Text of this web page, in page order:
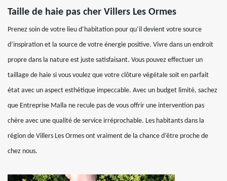
Taille de haie pas cher Villers Les Ormes
Prenez soin de votre lieu d’habitation pour qu’il devient votre source
d’inspiration et la source de votre énergie positive. Vivre dans un endroit
propre dans la nature est juste satisfaisant. Vous pouvez effectuer un
taillage de haie si vous voulez que votre clôture végétale soit en parfait
état avec un aspect esthétique impeccable. Avec un budget limité, sachez
que Entreprise Malla ne recule pas de vous offrir une intervention pas
chère avec une qualité de service irréprochable. Les habitants dans la
région de Villers Les Ormes ont vraiment de la chance d’être proche de
chez nous.